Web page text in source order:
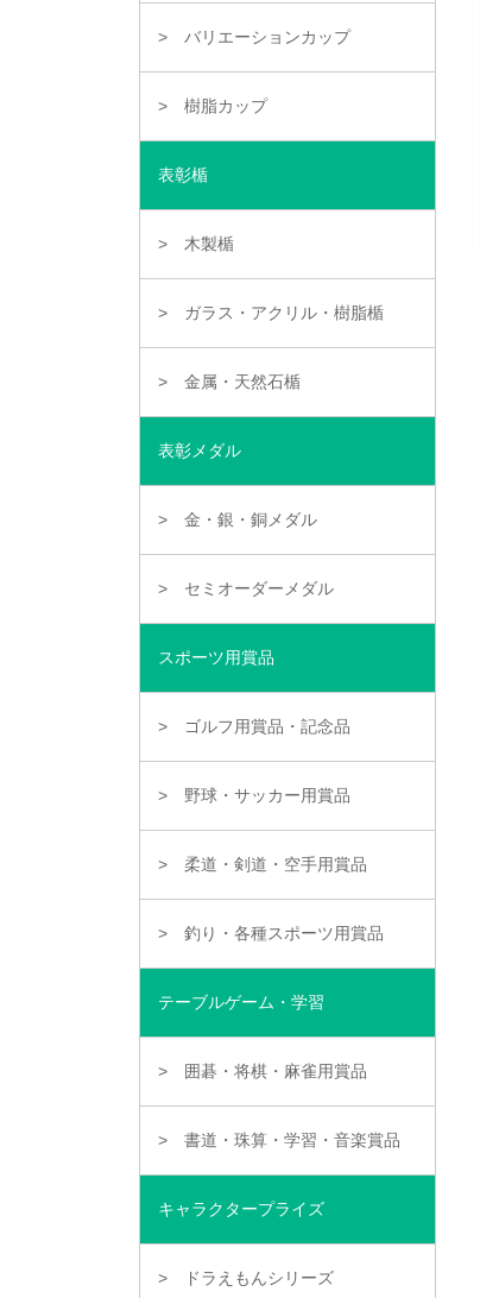
バリエーションカップ
樹脂カップ
表彰楯
木製楯
ガラス・アクリル・樹脂楯
金属・天然石楯
表彰メダル
金・銀・銅メダル
セミオーダーメダル
スポーツ用賞品
ゴルフ用賞品・記念品
野球・サッカー用賞品
柔道・剣道・空手用賞品
釣り・各種スポーツ用賞品
テーブルゲーム・学習
囲碁・将棋・麻雀用賞品
書道・珠算・学習・音楽賞品
キャラクタープライズ
ドラえもんシリーズ